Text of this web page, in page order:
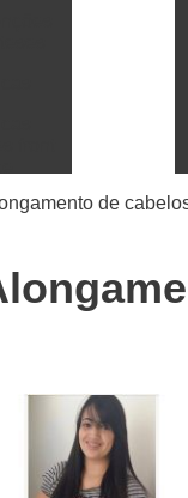
de
de